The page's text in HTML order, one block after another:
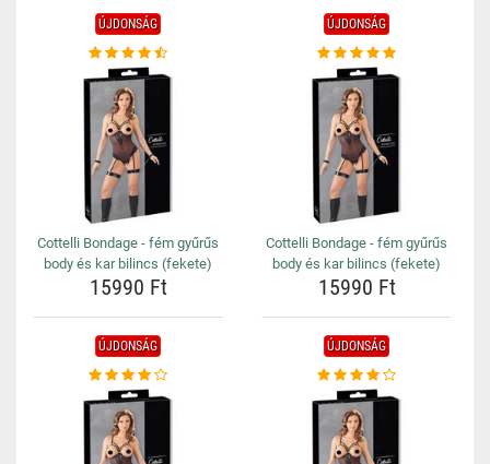
ÚJDONSÁG
Cottelli Bondage - fém gyűrűs
body és kar bilincs (fekete)
15990 Ft
ÚJDONSÁG
Cottelli Bondage - fém gyűrűs
body és kar bilincs (fekete)
15990 Ft
ÚJDONSÁG ÚJDONSÁG